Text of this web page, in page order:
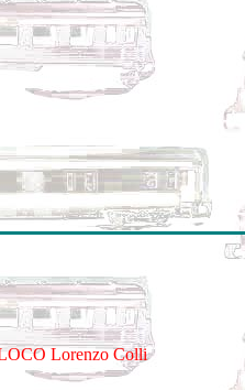
Lorenzo Colli